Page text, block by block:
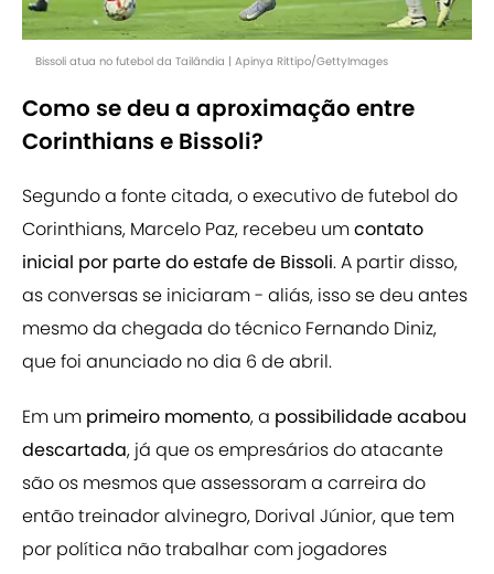
Bissoli atua no futebol da Tailândia | Apinya Rittipo/GettyImages
Como se deu a aproximação entre
Corinthians e Bissoli?
Segundo a fonte citada, o executivo de futebol do
Corinthians, Marcelo Paz, recebeu umcontato
inicial por parte do estafe de Bissoli. A partir disso,
as conversas se iniciaram - aliás, isso se deu antes
mesmo da chegada do técnico Fernando Diniz,
que foi anunciado no dia 6 de abril.
Em um primeiro momento, a possibilidade acabou
descartada, já que os empresários do atacante
são os mesmos que assessoram a carreira do
então treinador alvinegro, Dorival Júnior, que tem
por política não trabalhar com jogadores